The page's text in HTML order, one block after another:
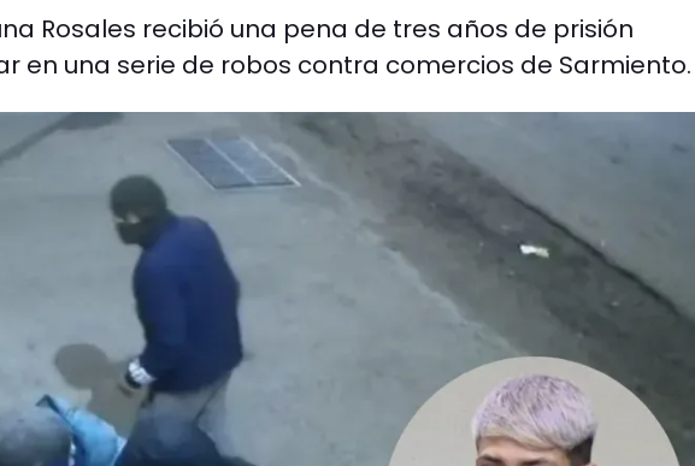
Rosales recibió una pena de tres años de prisión
en una serie de robos contra comercios de Sarmiento.